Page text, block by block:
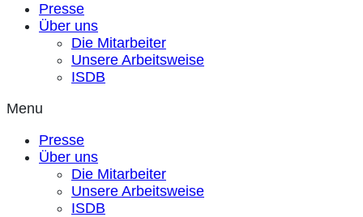
Presse
Über uns
Die Mitarbeiter
Unsere Arbeitsweise
ISDB
Menu
Presse
Über uns
Die Mitarbeiter
Unsere Arbeitsweise
ISDB